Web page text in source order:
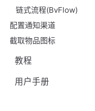
链式流程(BvFlow)
配置通知渠道
截取物品图标
教程
用户手册